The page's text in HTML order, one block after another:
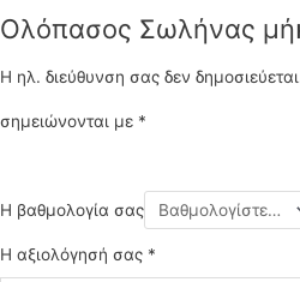
Ολόπασος Σωλήνας
Η ηλ. διεύθυνση σας δεν
σημειώνονται με *
Η βαθμολογία σας
Η αξιολόγησή σας *